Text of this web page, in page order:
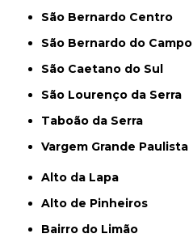
São Bernardo Centro
São Bernardo do Campo
São Caetano do Sul
São Lourenço da Serra
Taboão da Serra
Vargem Grande Paulista
Alto da Lapa
Alto de Pinheiros
Bairro do Limão